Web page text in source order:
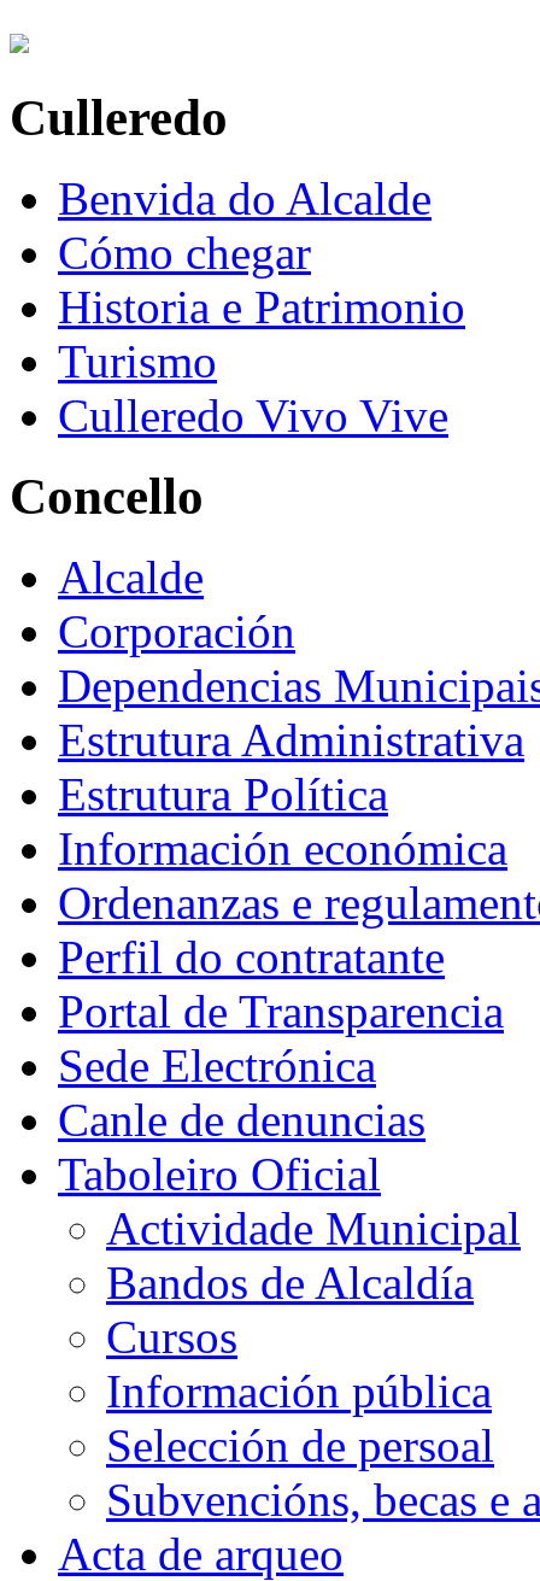
Culleredo
Benvida do Alcalde
Cómo chegar
Historia e Patrimonio
Turismo
Culleredo Vivo Vive
Concello
Alcalde
Corporación
Dependencias
Estrutura Administrativa
Estrutura Política
Información económica
Ordenanzas e
Perfil do contratante
Portal de Transparencia
Sede Electrónica
Canle de denuncias
Taboleiro Oficial
Actividade Municipal
Bandos de Alcaldía
Cursos
Información pública
Selección de persoal
Subvencións, becas e
Acta de arqueo